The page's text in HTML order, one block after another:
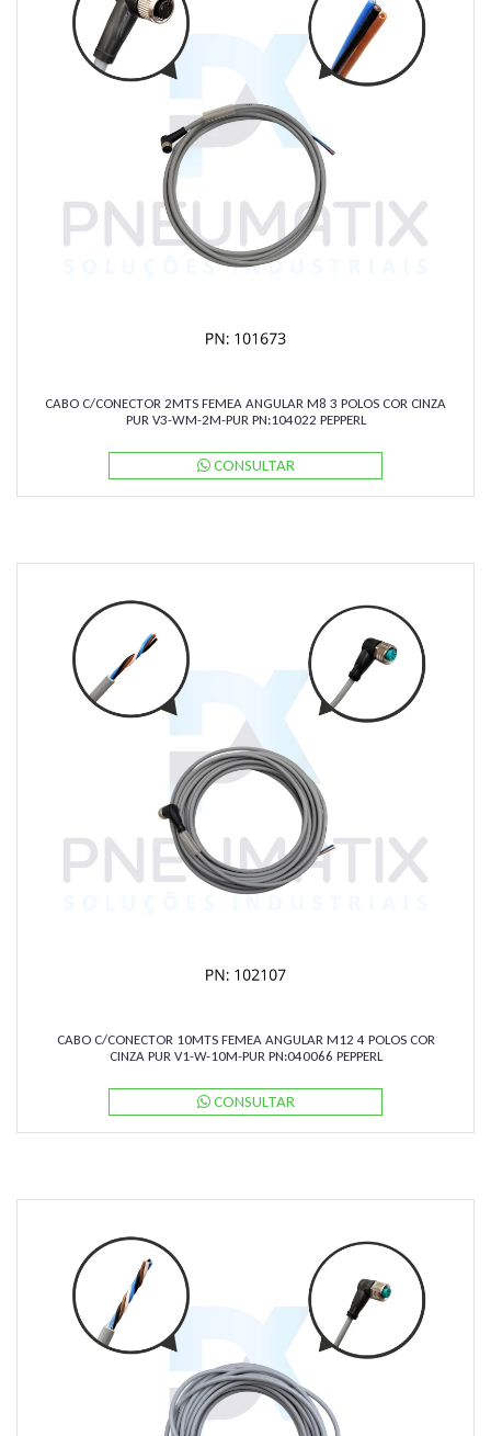
CABO C/CONECTOR 2MTS FEMEA ANGULAR M8 3 POLOS COR CINZA
PUR V3-WM-2M-PUR PN:104022 PEPPERL
CONSULTAR
CABO C/CONECTOR 10MTS FEMEA ANGULAR M12 4 POLOS COR
CINZA PUR V1-W-10M-PUR PN:040066 PEPPERL
CONSULTAR